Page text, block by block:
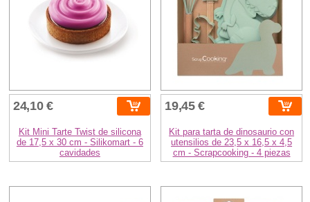
24,10 €
Kit Mini Tarte Twist de silicona
de 17,5 x 30 cm - Silikomart - 6
cavidades
19,45 €
Kit para tarta de dinosaurio con
utensilios de 23,5 x 16,5 x 4,5
cm - Scrapcooking - 4 piezas